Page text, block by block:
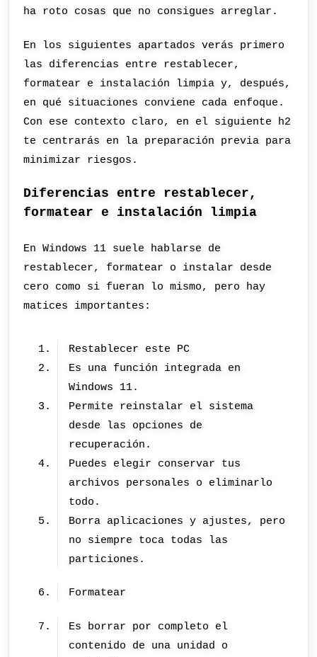
ha roto cosas que no consigues arreglar.
En los siguientes apartados verás primero
las diferencias entre restablecer,
formatear e instalación limpia y, después,
en qué situaciones conviene cada enfoque.
Con ese contexto claro, en el siguiente h2
te centrarás en la preparación previa para
minimizar riesgos.
Diferencias entre restablecer,
formatear e instalación limpia
En Windows 11 suele hablarse de
restablecer, formatear o instalar desde
cero como si fueran lo mismo, pero hay
matices importantes:
Restablecer este PC
Es una función integrada en
Windows 11.
Permite reinstalar el sistema
desde las opciones de
recuperación.
Puedes elegir conservar tus
archivos personales o eliminarlo
todo.
Borra aplicaciones y ajustes, pero
no siempre toca todas las
particiones.
Formatear
Es borrar por completo el
contenido de una unidad o